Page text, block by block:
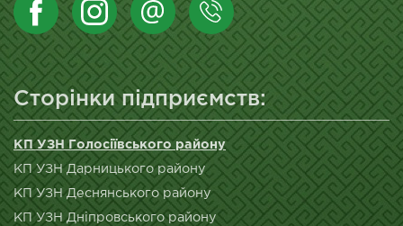
Сторінки підприємств:
КП УЗН Голосіївського району
КП УЗН Дарницького району
КП УЗН Деснянського району
КП УЗН Дніпровського району